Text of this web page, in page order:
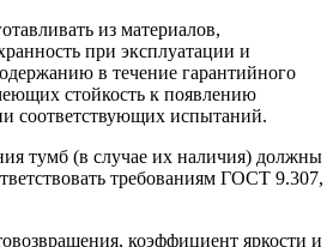
из материалов,
при эксплуатации и
в течение гарантийного
стойкость к появлению
соответствующих испытаний.
тумб (в случае их наличия) должны
требованиям ГОСТ 9.307,
коэффициент яркости и